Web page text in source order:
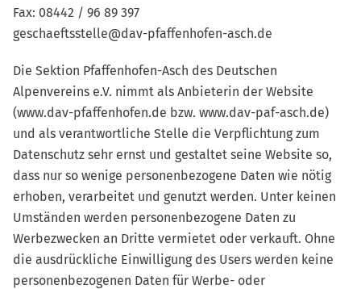
Fax: 08442 / 96 89 397
geschaeftsstelle@dav-pfaffenhofen-asch.de
Die Sektion Pfaffenhofen-Asch des Deutschen
Alpenvereins e.V. nimmt als Anbieterin der Website
(www.dav-pfaffenhofen.de bzw. www.dav-paf-asch.de)
und als verantwortliche Stelle die Verpflichtung zum
Datenschutz sehr ernst und gestaltet seine Website so,
dass nur so wenige personenbezogene Daten wie nötig
erhoben, verarbeitet und genutzt werden. Unter keinen
Umständen werden personenbezogene Daten zu
Werbezwecken an Dritte vermietet oder verkauft. Ohne
die ausdrückliche Einwilligung des Users werden keine
personenbezogenen Daten für Werbe- oder